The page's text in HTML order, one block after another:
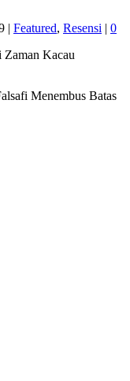
| Featured, Resensi | 0
Menembus Batas